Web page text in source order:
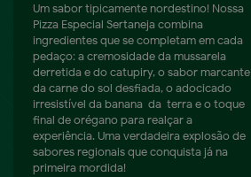
remove add 79.99
Um sabor tipicamente nordestino! Nossa
Pizza Especial Sertaneja combina
ingredientes que se completam em cada
pedaço: a cremosidade da mussarela
derretida e do catupiry, o sabor marcante
da carne do sol desfiada, o adocicado
irresistível da banana-da-terra e o toque
final de orégano para realçar a
experiência. Uma verdadeira explosão de
sabores regionais que conquista já na
primeira mordida!